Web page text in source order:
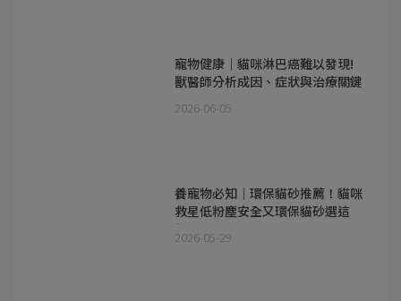
寵物健康｜貓咪淋巴癌難以發現!
獸醫師分析成因、症狀與治療關鍵
2026-06-05
養寵物必知｜環保貓砂推薦！貓咪
救星低粉塵安全又環保貓砂選這
個！
2026-05-29